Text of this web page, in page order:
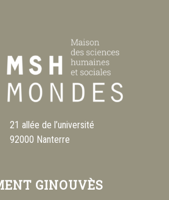
21 allée de l’université
92000 Nanterre
GINOUVÈS